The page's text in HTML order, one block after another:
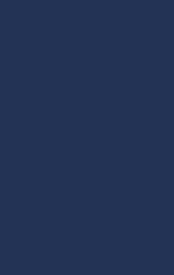
Sem ver nisso tanta
E mostrou-me com
escrita E vi nela uma
do branco Para
que a cultura é
lutar e caminhar A
do Amazonas.
mas este trecho você
relacionados
Amazônica. Ele
sobre a escolaridade
desses que tocam
bandeira. Cargo muito
ainda envergonhada.
cabem, sem precisar
se que alguns
são utilizados – pílula
injeção trimestral de
subcutâneo que
um derivado da
(DIU) que
Mulheres com
e cistos podem
a supressão
no assunto
é o aliado número 1
organismo feminino
(Revista Boa
Marque a opção